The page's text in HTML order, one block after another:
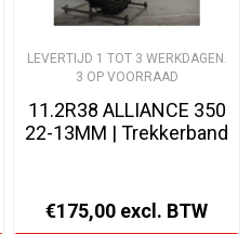
LEVERTIJD 1 TOT 3 WERKDAGEN.
3 OP VOORRAAD
11.2R38 ALLIANCE 350
22-13MM | Trekkerband
€175,00 excl. BTW